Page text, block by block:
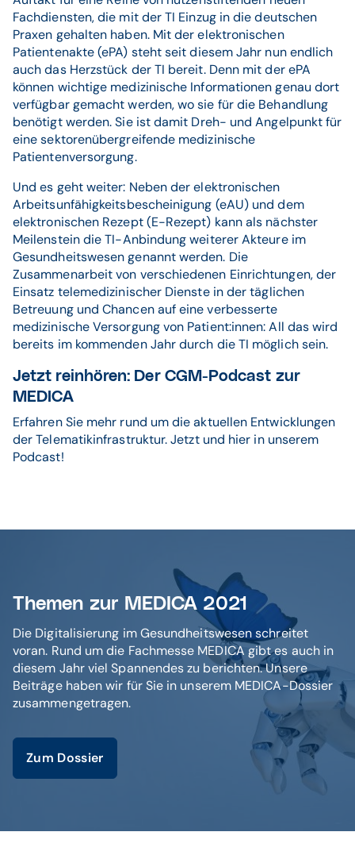
Fachdiensten, die mit der TI Einzug in die deutschen
Praxen gehalten haben. Mit der elektronischen
Patientenakte (ePA) steht seit diesem Jahr nun endlich
auch das Herzstück der TI bereit. Denn mit der ePA
können wichtige medizinische Informationen genau dort
verfügbar gemacht werden, wo sie für die Behandlung
benötigt werden. Sie ist damit Dreh- und Angelpunkt für
eine sektorenübergreifende medizinische
Patientenversorgung.
Und es geht weiter: Neben der elektronischen
Arbeitsunfähigkeitsbescheinigung (eAU) und dem
elektronischen Rezept (E-Rezept) kann als nächster
Meilenstein die TI-Anbindung weiterer Akteure im
Gesundheitswesen genannt werden. Die
Zusammenarbeit von verschiedenen Einrichtungen, der
Einsatz telemedizinischer Dienste in der täglichen
Betreuung und Chancen auf eine verbesserte
medizinische Versorgung von Patient:innen: All das wird
bereits im kommenden Jahr durch die TI möglich sein.
Jetzt reinhören: Der CGM-Podcast zur
MEDICA
Erfahren Sie mehr rund um die aktuellen Entwicklungen
der Telematikinfrastruktur. Jetzt und hier in unserem
Podcast!
Themen zur MEDICA 2021
Die Digitalisierung im Gesundheitswesen schreitet
voran. Rund um die Fachmesse MEDICA gibt es auch in
diesem Jahr viel Spannendes zu berichten. Unsere
Beiträge haben wir für Sie in unserem MEDICA-Dossier
zusammengetragen.
Zum Dossier